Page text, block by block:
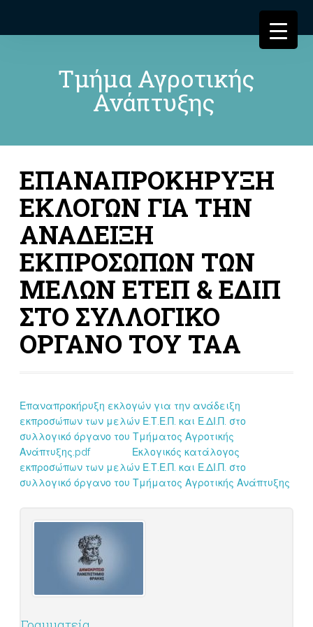
Τμήμα Αγροτικής
Ανάπτυξης
ΕΠΑΝΑΠΡΟΚΗΡΥΞΗ
ΕΚΛΟΓΩΝ ΓΙΑ ΤΗΝ
ΑΝΑΔΕΙΞΗ
ΕΚΠΡΟΣΩΠΩΝ ΤΩΝ
ΜΕΛΩΝ ΕΤΕΠ & ΕΔΙΠ
ΣΤΟ ΣΥΛΛΟΓΙΚΟ
ΟΡΓΑΝΟ ΤΟΥ ΤΑΑ
Επαναπροκήρυξη εκλογών για την ανάδειξη
εκπροσώπων των μελών Ε.Τ.Ε.Π. και Ε.ΔΙ.Π. στο
συλλογικό όργανο του Τμήματος Αγροτικής
Ανάπτυξης.pdf
Εκλογικός κατάλογος
εκπροσώπων των μελών Ε.Τ.Ε.Π. και Ε.ΔΙ.Π. στο
συλλογικό όργανο του Τμήματος Αγροτικής Ανάπτυξης